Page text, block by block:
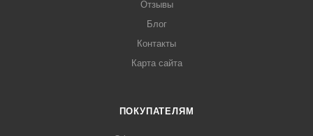
Отзывы
Блог
Контакты
Карта сайта
ПОКУПАТЕЛЯМ